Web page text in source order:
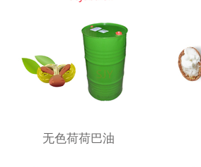
无色荷荷巴油